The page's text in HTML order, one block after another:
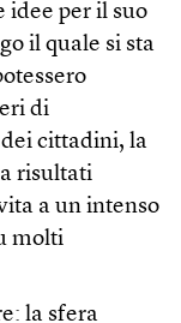
idee per il suo
il quale si sta
di
cittadini, la
risultati
a un intenso
molti
la sfera